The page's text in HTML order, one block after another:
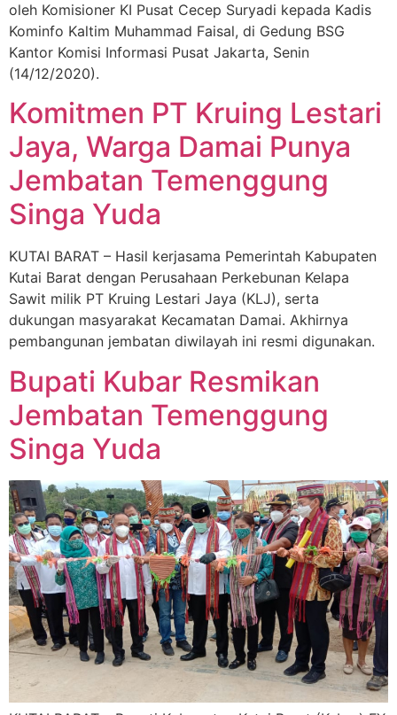
oleh Komisioner KI Pusat Cecep Suryadi kepada Kadis
Kominfo Kaltim Muhammad Faisal, di Gedung BSG
Kantor Komisi Informasi Pusat Jakarta, Senin
(14/12/2020).
Komitmen PT Kruing Lestari
Jaya, Warga Damai Punya
Jembatan Temenggung
Singa Yuda
KUTAI BARAT – Hasil kerjasama Pemerintah Kabupaten
Kutai Barat dengan Perusahaan Perkebunan Kelapa
Sawit milik PT Kruing Lestari Jaya (KLJ), serta
dukungan masyarakat Kecamatan Damai. Akhirnya
pembangunan jembatan diwilayah ini resmi digunakan.
Bupati Kubar Resmikan
Jembatan Temenggung
Singa Yuda